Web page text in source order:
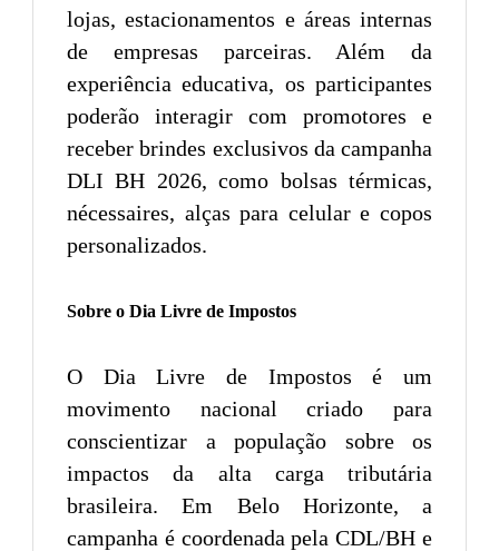
lojas, estacionamentos e áreas internas
de empresas parceiras. Além da
experiência educativa, os participantes
poderão interagir com promotores e
receber brindes exclusivos da campanha
DLI BH 2026, como bolsas térmicas,
nécessaires, alças para celular e copos
personalizados.
Sobre o Dia Livre de Impostos
O Dia Livre de Impostos é um
movimento nacional criado para
conscientizar a população sobre os
impactos da alta carga tributária
brasileira. Em Belo Horizonte, a
campanha é coordenada pela CDL/BH e